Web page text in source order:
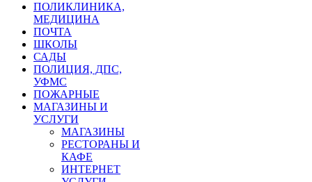
ПОЛИКЛИНИКА,
МЕДИЦИНА
ПОЧТА
ШКОЛЫ
САДЫ
ПОЛИЦИЯ, ДПС,
УФМС
ПОЖАРНЫЕ
МАГАЗИНЫ И
УСЛУГИ
МАГАЗИНЫ
РЕСТОРАНЫ И
КАФЕ
ИНТЕРНЕТ